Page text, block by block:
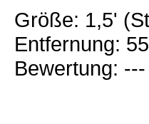
Größe: 1,5'
Entfernung:
Bewertung: ---